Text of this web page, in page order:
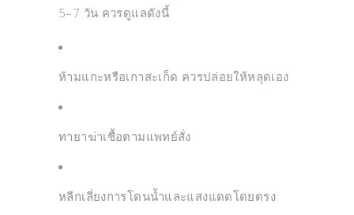
5–7 วัน ควรดูแลดังนี้
ห้ามแกะหรือเกาสะเก็ด ควรปล่อยให้หลุดเอง
ทายาฆ่าเชื้อตามแพทย์สั่ง
หลีกเลี่ยงการโดนน้ำและแสงแดดโดยตรง